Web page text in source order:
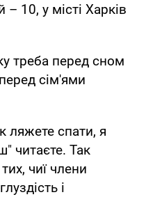
– 10, у місті Харків
треба перед сном
сім'ями
ляжете спати, я
читаєте. Так
чиї члени
і